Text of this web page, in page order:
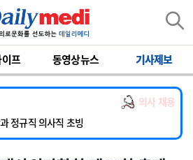
프 동영상뉴스 기사제보
의사 채용
인턴 모집
턴) 모집
[동국대학교 경주병원] 내과(소화기, 심장, 내분비), 소아청소년과, 외과, 심장혈관흉부외과, 이비인후과, 병리과 교원 초빙
정규직 의사직 초빙
과 진료교수 모집 공고